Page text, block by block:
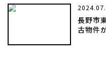
長野市
古物件